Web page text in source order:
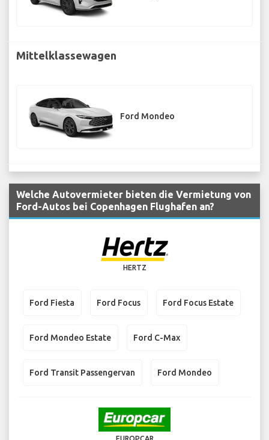
Mittelklassewagen
Ford Mondeo
Welche Autovermieter bieten die Vermietung von
Ford-Autos bei Copenhagen Flughafen an?
HERTZ
Ford Fiesta Ford Focus Ford Focus Estate
Ford Mondeo Estate Ford C-Max
Ford Transit Passengervan Ford Mondeo
EUROPCAR